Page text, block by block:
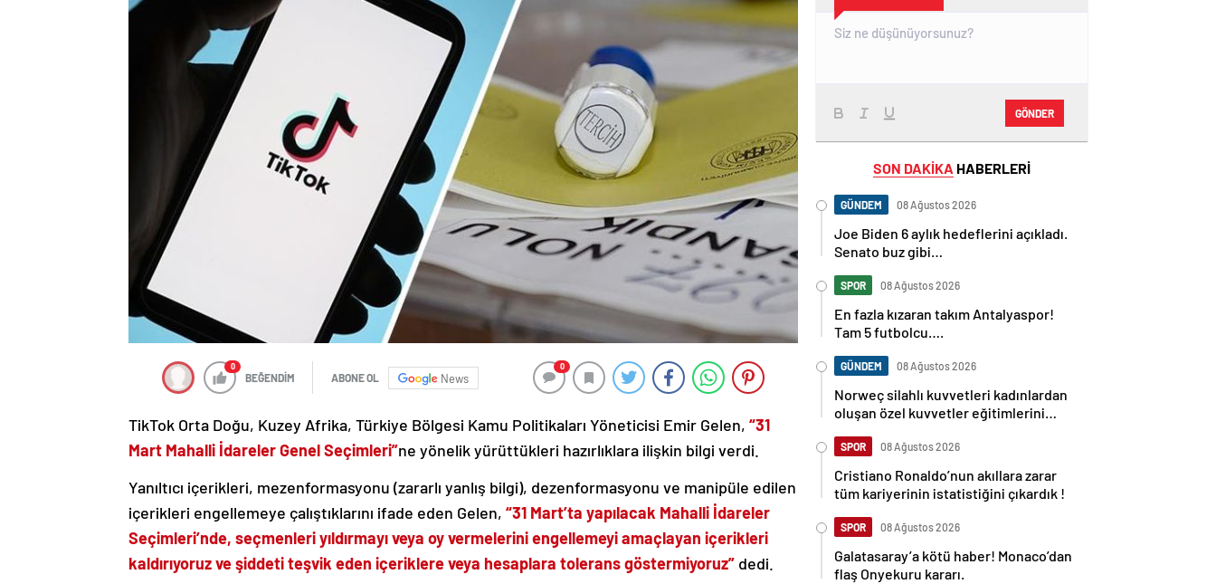
0
BEĞENDİM ABONE OL News
0
TikTok Orta Doğu, Kuzey Afrika, Türkiye Bölgesi Kamu Politikaları Yöneticisi Emir Gelen, “31
Mart Mahalli İdareler Genel Seçimleri”ne yönelik yürüttükleri hazırlıklara ilişkin bilgi verdi.
Yanıltıcı içerikleri, mezenformasyonu (zararlı yanlış bilgi), dezenformasyonu ve manipüle edilen
içerikleri engellemeye çalıştıklarını ifade eden Gelen, “31 Mart’ta yapılacak Mahalli İdareler
Seçimleri’nde, seçmenleri yıldırmayı veya oy vermelerini engellemeyi amaçlayan içerikleri
kaldırıyoruz ve şiddeti teşvik eden içeriklere veya hesaplara tolerans göstermiyoruz” dedi.
GÖNDER
SON DAKİKA HABERLERİ
GÜNDEM 08 Ağustos 2026
Joe Biden 6 aylık hedeflerini açıkladı.
Senato buz gibi…
SPOR 08 Ağustos 2026
En fazla kızaran takım Antalyaspor!
Tam 5 futbolcu….
GÜNDEM 08 Ağustos 2026
Norweç silahlı kuvvetleri kadınlardan
oluşan özel kuvvetler eğitimlerini
SPOR 08 Ağustos 2026
Cristiano Ronaldo’nun akıllara zarar
tüm kariyerinin istatistiğini çıkardık !
SPOR 08 Ağustos 2026
Galatasaray’a kötü haber! Monaco’dan
flaş Onyekuru kararı.